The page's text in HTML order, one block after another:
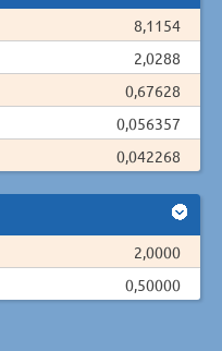
8,1154
2,0288
0,67628
0,056357
0,042268
2,0000
0,50000